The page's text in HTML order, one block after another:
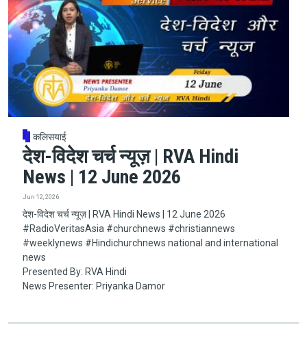
कलिसयाई
देश-विदेश चर्च न्यूज़ | RVA Hindi
News | 12 June 2026
Jun 12, 2026
देश-विदेश चर्च न्यूज़ | RVA Hindi News | 12 June 2026
#RadioVeritasAsia​​​​​ #churchnews​​​​​ #christiannews​​​​​
#weeklynews​ #Hindichurchnews national and international
news
Presented By: RVA Hindi
News Presenter: Priyanka Damor